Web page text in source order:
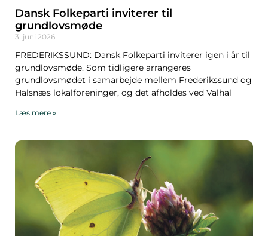
Dansk Folkeparti inviterer til
grundlovsmøde
3. juni 2026
FREDERIKSSUND: Dansk Folkeparti inviterer igen i år til
grundlovsmøde. Som tidligere arrangeres
grundlovsmødet i samarbejde mellem Frederikssund og
Halsnæs lokalforeninger, og det afholdes ved Valhal
Læs mere »